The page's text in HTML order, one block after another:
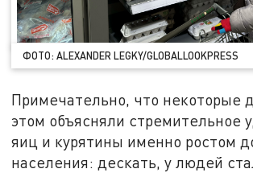
ФОТО: ALEXANDER LEGKY/GLOBALLOOKPRESS
Примечательно, что некоторые
этом объясняли стремительное
яиц и курятины именно ростом
населения: дескать, у людей